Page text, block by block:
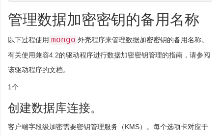
管理数据加密密钥的备用名称
以下过程使用 mongo 外壳程序来管理数据加密密钥的备用名称。
有关使用兼容4.2的驱动程序进行数据加密密钥管理的指南，请参阅
该驱动程序的文档。
1个
创建数据库连接。
客户端字段级加密需要密钥管理服务（KMS）。每个选项卡对应于